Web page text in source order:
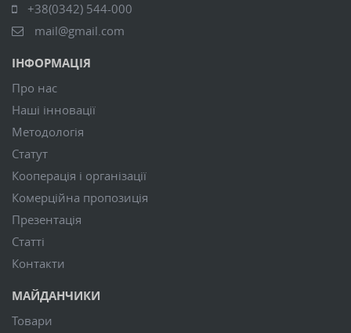
+38(0342) 544-000
mail@gmail.com
ІНФОРМАЦІЯ
Про нас
Наші інновації
Методологія
Статут
Кооперація і організації
Комерційна пропозиція
Презентація
Статті
Контакти
МАЙДАНЧИКИ
Товари